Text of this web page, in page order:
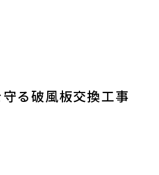
る破風板交換工事